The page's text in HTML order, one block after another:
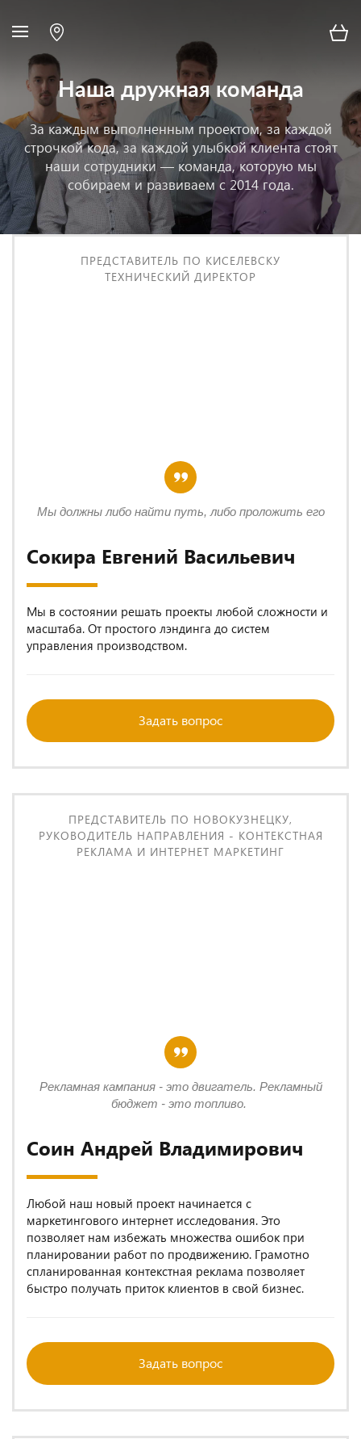
Наша дружная команда
За каждым выполненным проектом, за каждой
строчкой кода, за каждой улыбкой клиента стоят
наши сотрудники — команда, которую мы
собираем и развиваем с 2014 года.
ПРЕДСТАВИТЕЛЬ ПО КИСЕЛЕВСКУ
ТЕХНИЧЕСКИЙ ДИРЕКТОР
Сокира Евгений Васильевич
Мы в состоянии решать проекты любой сложности и
масштаба. От простого лэндинга до систем
управления производством.
Задать вопрос
Мы должны либо найти путь, либо проложить его
ПРЕДСТАВИТЕЛЬ ПО НОВОКУЗНЕЦКУ,
РУКОВОДИТЕЛЬ НАПРАВЛЕНИЯ - КОНТЕКСТНАЯ
РЕКЛАМА И ИНТЕРНЕТ МАРКЕТИНГ
Соин Андрей Владимирович
Любой наш новый проект начинается с
маркетингового интернет исследования. Это
позволяет нам избежать множества ошибок при
планировании работ по продвижению. Грамотно
спланированная контекстная реклама позволяет
быстро получать приток клиентов в свой бизнес.
Задать вопрос
Рекламная кампания - это двигатель. Рекламный
бюджет - это топливо.